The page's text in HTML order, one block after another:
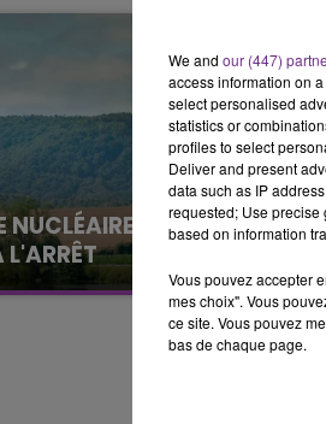
NUCLÉAIRE DE CHOOZ
semaine que la centrale
est à l'arrêt. Une situation
intense qui est
We and our (447)
access information on
select personalised
statistics or
profiles to select
Deliver and present
data such as IP
requested; Use precise
based on information
Vous pouvez accepter
mes choix". Vous
ce site. Vous pouvez
bas de chaque page.